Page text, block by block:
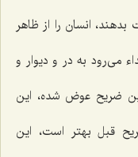
انسان را از ظاهر
می‌رود به در و دیوار و
ضریح عوض شده، این
قبل بهتر است، این